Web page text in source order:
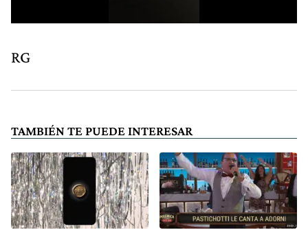
RG
TAMBIÉN TE PUEDE INTERESAR